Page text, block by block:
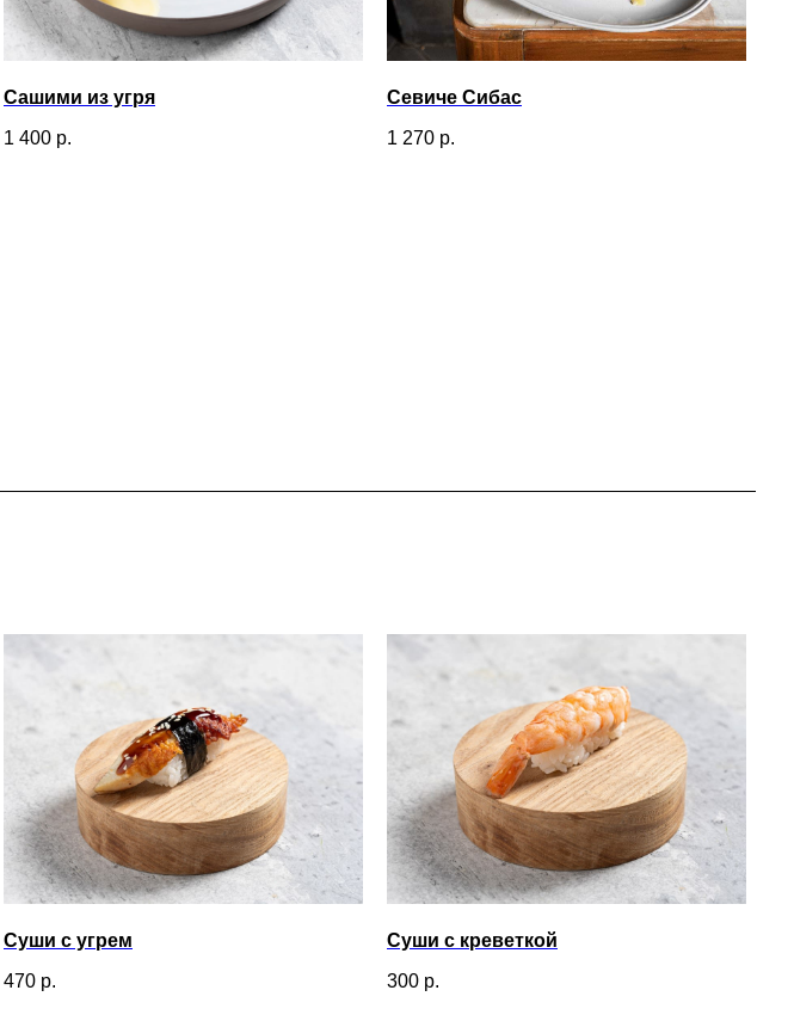
Сашими из угря
1 400 р.
Севиче Сибас
1 270 р.
Суши с угрем
470 р.
Суши с креветкой
300 р.